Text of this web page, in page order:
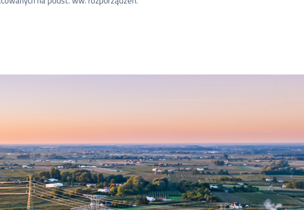
są następnie doprecyzowywane w szczegółowych metodykach
w celu zapewnienia ich realizacji zgodnie z wymaganiami